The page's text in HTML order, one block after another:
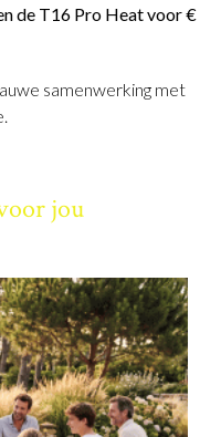
de T16 Pro Heat voor €
samenwerking met
jou